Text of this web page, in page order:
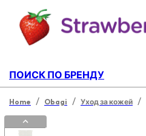
ПОИСК ПО БРЕНДУ
Home / Obagi / Уход за кожей /